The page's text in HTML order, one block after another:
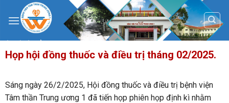
content
Họp hội đồng thuốc và điều trị tháng 02/2025.
Sáng ngày 26/2/2025, Hội đồng thuốc và điều trị bệnh viện
Tâm thần Trung ương 1 đã tiến họp phiên họp định kì nhằm